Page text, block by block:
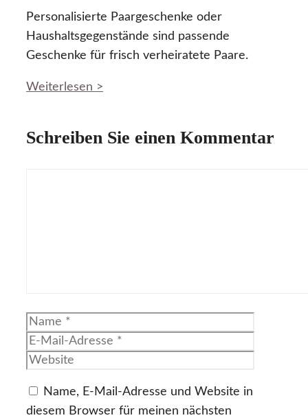
Personalisierte Paargeschenke oder
Haushaltsgegenstände sind passende
Geschenke für frisch verheiratete Paare.
Weiterlesen >
Schreiben Sie einen Kommentar
Name
Name, E-Mail-Adresse und Website in
diesem Browser für meinen nächsten